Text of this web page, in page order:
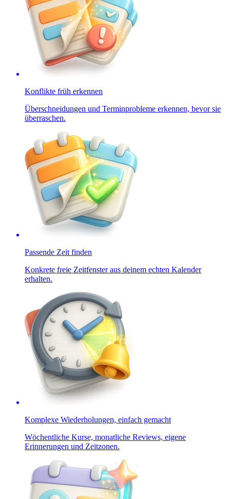
Konflikte früh erkennen
Überschneidungen und Terminprobleme erkennen, bevor sie
überraschen.
Passende Zeit finden
Konkrete freie Zeitfenster aus deinem echten Kalender
erhalten.
Komplexe Wiederholungen, einfach gemacht
Wöchentliche Kurse, monatliche Reviews, eigene
Erinnerungen und Zeitzonen.